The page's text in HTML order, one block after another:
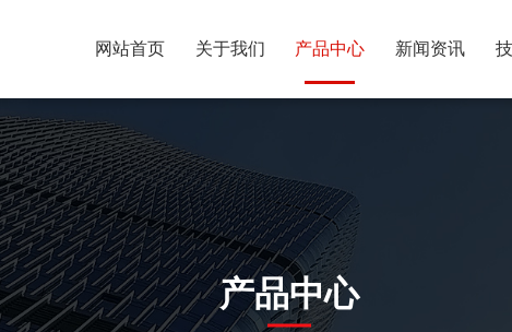
网站首页 关于我们 产品中心 新闻资讯
产品中心